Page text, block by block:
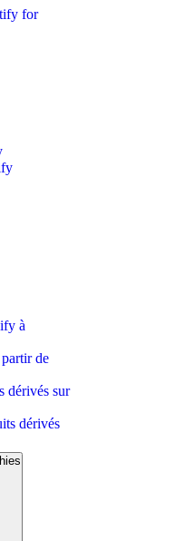
for
à
de
dérivés sur
dérivés